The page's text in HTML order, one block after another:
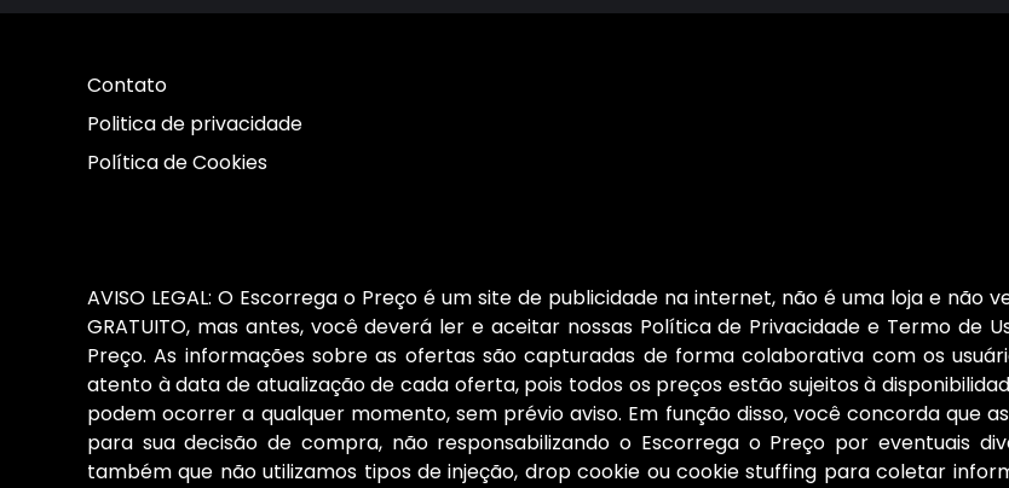
Contato
Politica de privacidade
Política de Cookies
AVISO LEGAL: O Escorrega o Preço é um site de publicidade na internet, não é uma loja e não
GRATUITO, mas antes, você deverá ler e aceitar nossas Política de Privacidade e Termo de
Preço. As informações sobre as ofertas são capturadas de forma colaborativa com os
atento à data de atualização de cada oferta, pois todos os preços estão sujeitos à
podem ocorrer a qualquer momento, sem prévio aviso. Em função disso, você concorda que
para sua decisão de compra, não responsabilizando o Escorrega o Preço por eventuais
também que não utilizamos tipos de injeção, drop cookie ou cookie stuffing para coletar